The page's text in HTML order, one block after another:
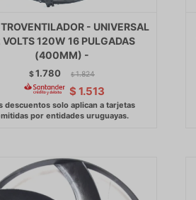
- UNIVERSAL
VOLTS 120W 16 PULGADAS
(400MM) -
$1.780 $ 1.824
$ 1.513